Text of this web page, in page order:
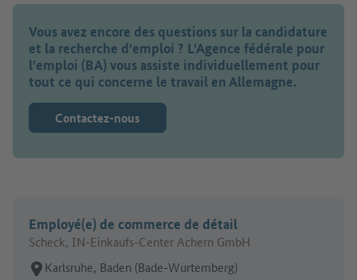
Vous avez encore des questions sur la candidature
et la recherche d'emploi ? L'Agence fédérale pour
l'emploi (BA) vous assiste individuellement pour
tout ce qui concerne le travail en Allemagne.
Contactez-nous
Employé(e) de commerce de détail
Scheck, IN-Einkaufs-Center Achern GmbH
Lieu de travail:
Karlsruhe, Baden (Bade-Wurtemberg)